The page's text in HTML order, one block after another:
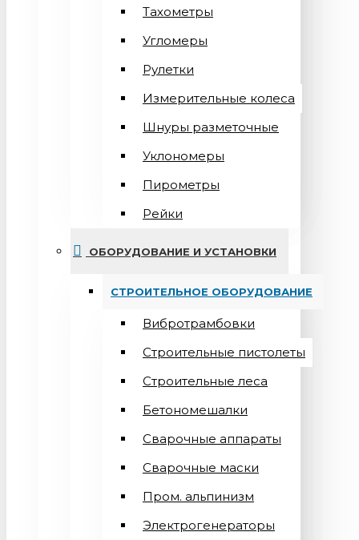
Тахометры
Угломеры
Рулетки
Измерительные колеса
Шнуры разметочные
Уклономеры
Пирометры
Рейки
ОБОРУДОВАНИЕ И УСТАНОВКИ
СТРОИТЕЛЬНОЕ ОБОРУДОВАНИЕ
Вибротрамбовки
Строительные пистолеты
Строительные леса
Бетономешалки
Сварочные аппараты
Cварочные маски
Пром. альпинизм
Электрогенераторы